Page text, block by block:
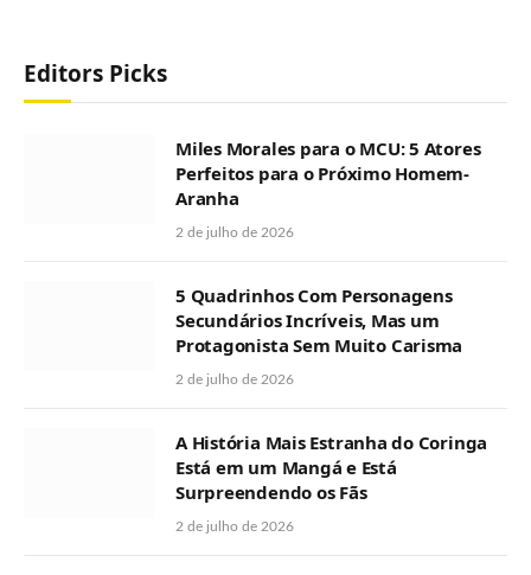
Editors Picks
Miles Morales para o MCU: 5 Atores
Perfeitos para o Próximo Homem-
Aranha
2 de julho de 2026
5 Quadrinhos Com Personagens
Secundários Incríveis, Mas um
Protagonista Sem Muito Carisma
2 de julho de 2026
A História Mais Estranha do Coringa
Está em um Mangá e Está
Surpreendendo os Fãs
2 de julho de 2026